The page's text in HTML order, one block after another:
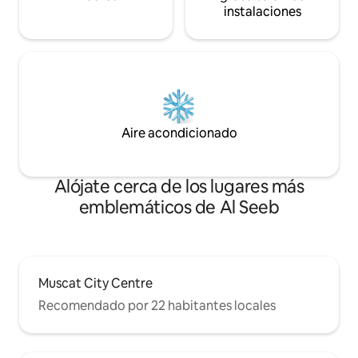
instalaciones
Aire acondicionado
Alójate cerca de los lugares más
emblemáticos de Al Seeb
Muscat City Centre
Recomendado por 22 habitantes locales